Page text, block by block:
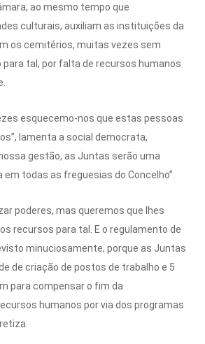
ao mesmo tempo que
culturais, auxiliam as instituições da
os cemitérios, muitas vezes sem
tal, por falta de recursos humanos
esquecemo-nos que estas pessoas
lamenta a social democrata,
gestão, as Juntas serão uma
todas as freguesias do Concelho”.
poderes, mas queremos que lhes
recursos para tal. E o regulamento de
minuciosamente, porque as Juntas
de criação de postos de trabalho e 5
para compensar o fim da
humanos por via dos programas